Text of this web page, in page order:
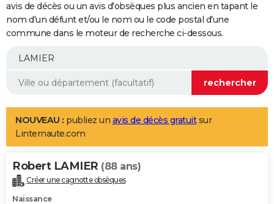
Retraite
Epargne
Immobilier
Risques naturels par ville
Banque
Assurance
AUTO
Essais
Réserver un essai
Citadines
Berlines
SUV
Forum auto
+
Mobiles
Meilleur smartphone
Internet
Ordinateurs
Jeux vidéo
Guide high-tech
Aménagement intérieur
LIFESTYLE
Art de vivre
Bien-être
Loisirs
Mode
Modes de vie
Alimentation
Guide de la santé
Maladies
Médicaments
Sommeil
VOYAGE
Destinations
City break
Voyage nature
Voyage de noces
Forum
Climat
+PHOTO
avis de décès ou un avis d'obsèques plus ancien en tapant le
nom d'un défunt et/ou le nom ou le code postal d'une
commune dans le moteur de recherche ci-dessous.
NOUVEAU : publiez un avis de décès gratuitsur
Linternaute.com
Robert LAMIER (88 ans)
Créer une cagnotte obsèques
Naissance